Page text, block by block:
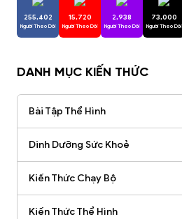
255,402
Người Theo Dõi
15,720
Người Theo Dõi
2,938
Người Theo Dõi
73,000
Người Theo Dõi
DANH MỤC KIẾN THỨC
Bài Tập Thể Hình
Dinh Dưỡng Sức Khoẻ
Kiến Thức Chạy Bộ
Kiến Thức Thể Hình